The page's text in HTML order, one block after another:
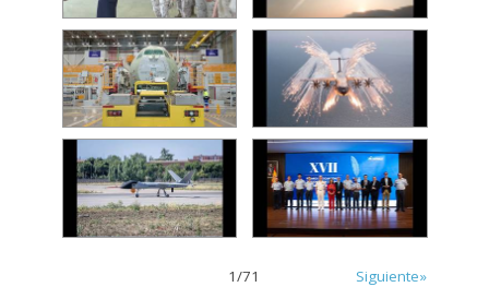
1/71
Siguiente»